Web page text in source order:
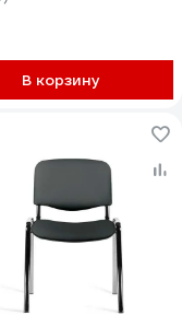
В корзину